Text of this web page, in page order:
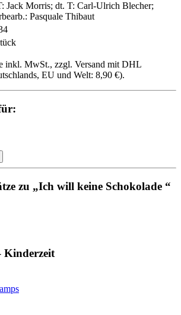
Jack Morris; dt. T: Carl-Ulrich Blecher;
Pasquale Thibaut
inkl. MwSt., zzgl. Versand mit DHL
EU und Welt: 8,90 €).
zu „Ich will keine Schokolade “
Kinderzeit